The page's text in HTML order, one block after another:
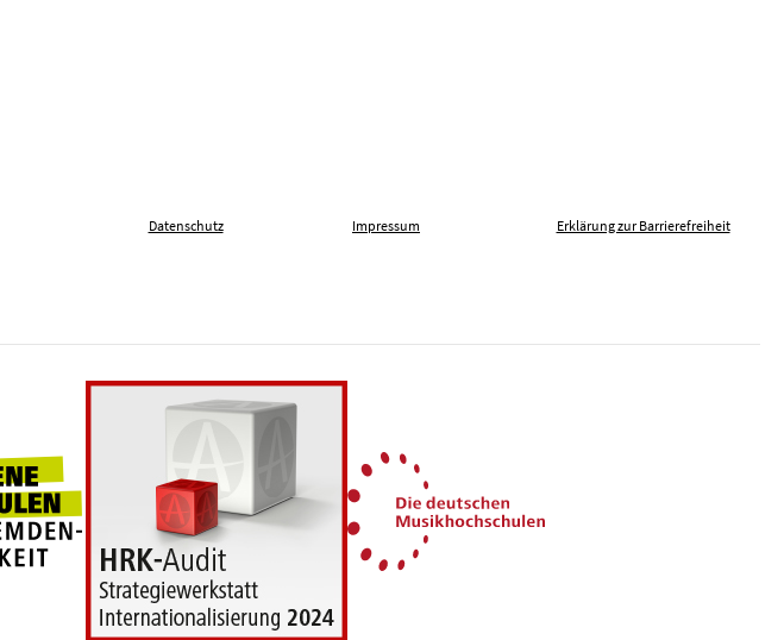
Datenschutz Impressum Erklärung zur Barrierefreiheit
für Musik und Tanz Köln
Weltoffene Hochschulen gegen Fremdenfeindlichkeit